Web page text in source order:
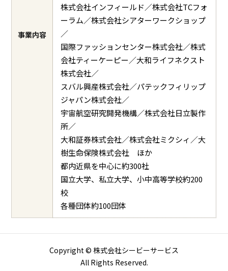
事業内容
株式会社インフィールド／株式会社TCフォ
ーラム／株式会社シアターワークショップ
／
国際ファッションセンター株式会社／株式
会社ティーケーピー／大和ライフネクスト
株式会社／
スバル興産株式会社／パテックフィリップ
ジャパン株式会社／
宇宙航空研究開発機構／株式会社日立製作
所／
大和証券株式会社／株式会社ミクシィ／大
樹生命保険株式会社 ほか
都内近県を中心に約300社
国立大学、私立大学、小中高等学校約200
校
各種団体約100団体
Copyright © 株式会社シービーサービス
All Rights Reserved.